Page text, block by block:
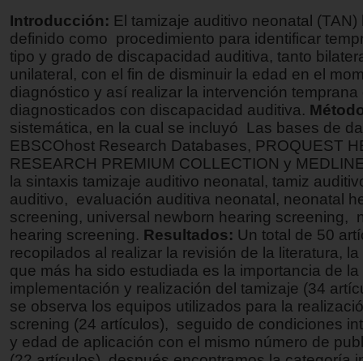
Introducción: El tamizaje auditivo neonatal (TAN)
definido como procedimiento para identificar
tipo y grado de discapacidad auditiva, tanto
unilateral, con el fin de disminuir la edad en el
diagnóstico y así realizar la intervención temprana
diagnosticados con discapacidad auditiva.
sistemática, en la cual se incluyó Las bases de
EBSCOhost Research Databases, PROQUEST
RESEARCH PREMIUM COLLECTION y
la sintaxis tamizaje auditivo neonatal, tamiz
auditivo, evaluación auditiva neonatal, neonatal
screening, universal newborn hearing screening,
hearing screening. Resultados: Un total de 50
recopilados al realizar la revisión de la literatura,
que más ha sido estudiada es la importancia de la
implementación y realización del tamizaje (34
se observa los equipos utilizados para la
screning (24 artículos), seguido de condiciones
y edad de aplicación con el mismo número de